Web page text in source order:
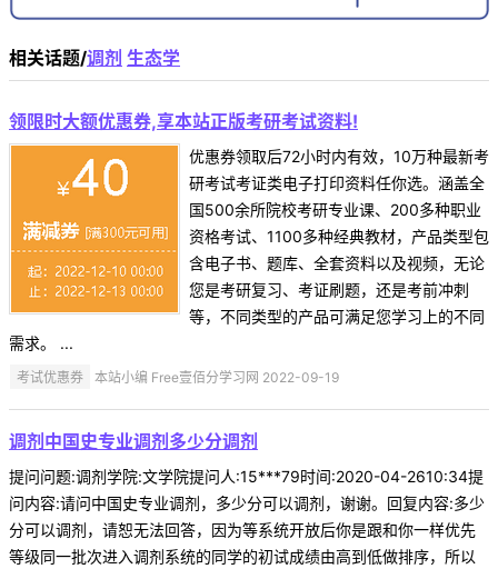
相关话题/调剂 生态学
领限时大额优惠券,享本站正版考研考试资料!
优惠券领取后72小时内有效，10万种最新考
研考试考证类电子打印资料任你选。涵盖全
国500余所院校考研专业课、200多种职业
资格考试、1100多种经典教材，产品类型包
含电子书、题库、全套资料以及视频，无论
您是考研复习、考证刷题，还是考前冲刺
等，不同类型的产品可满足您学习上的不同
需求。 ...
考试优惠券 本站小编 Free壹佰分学习网 2022-09-19
调剂中国史专业调剂多少分调剂
提问问题:调剂学院:文学院提问人:15***79时间:2020-04-2610:34提
问内容:请问中国史专业调剂，多少分可以调剂，谢谢。回复内容:多少
分可以调剂，请恕无法回答，因为等系统开放后你是跟和你一样优先
等级同一批次进入调剂系统的同学的初试成绩由高到低做排序，所以